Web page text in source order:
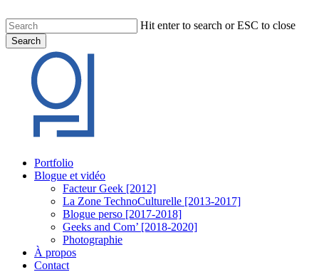
Hit enter to search or ESC to close
Search
Search
Portfolio
Blogue et vidéo
Facteur Geek [2012]
La Zone TechnoCulturelle [2013-2017]
Blogue perso [2017-2018]
Geeks and Com’ [2018-2020]
Photographie
À propos
Contact